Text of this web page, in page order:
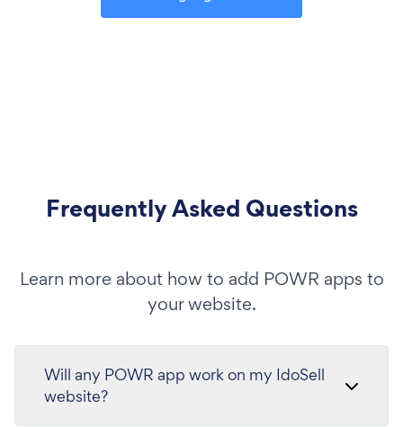
Frequently Asked Questions
Learn more about how to add POWR apps to
your website.
Will any POWR app work on my IdoSell
website?